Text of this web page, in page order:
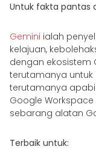
Untuk fakta pantas
Gemini ialah
kelajuan,
dengan ekosistem
terutamanya
terutamanya
Google Workspace
sebarang alatan
Terbaik untuk: